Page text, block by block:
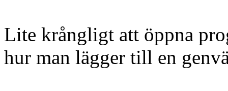
Lite krångligt att öppna
hur man lägger till en